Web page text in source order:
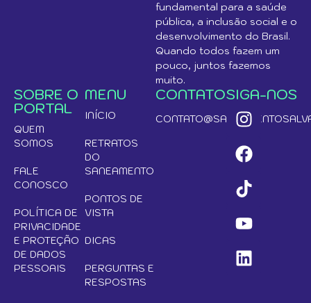
fundamental para a saúde
pública, a inclusão social e o
desenvolvimento do Brasil.
Quando todos fazem um
pouco, juntos fazemos
muito.
SOBRE O
PORTAL
QUEM
SOMOS
FALE
CONOSCO
POLÍTICA DE
PRIVACIDADE
E PROTEÇÃO
DE DADOS
PESSOAIS
MENU
INÍCIO
RETRATOS
DO
SANEAMENTO
PONTOS DE
VISTA
DICAS
PERGUNTAS E
RESPOSTAS
CONTATOSIGA-NOS